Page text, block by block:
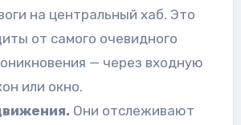
на центральный хаб. Это
от самого очевидного
— через входную
или окно.
Они отслеживают